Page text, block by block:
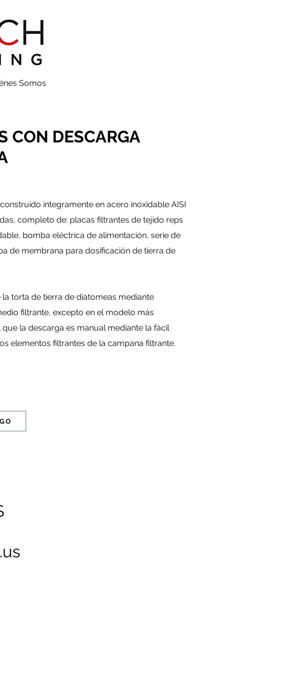
Somos
CON DESCARGA
íntegramente en acero inoxidable AISI
completo de: placas filtrantes de tejido reps
bomba eléctrica de alimentación, serie de
de membrana para dosificación de tierra de
la torta de tierra de diatomeas mediante
filtrante, excepto en el modelo más
que la descarga es manual mediante la fácil
elementos filtrantes de la campana filtrante.